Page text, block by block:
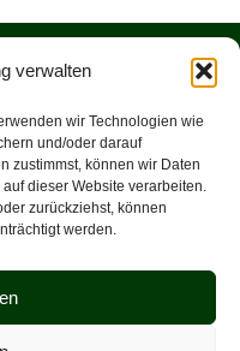
verwalten
wir Technologien wie
und/oder darauf
zustimmst, können wir Daten
dieser Website verarbeiten.
zurückziehst, können
werden.